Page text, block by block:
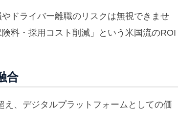
ドライバー離職のリスクは無視できませ
料・採用コスト削減」という米国流のROI
合
、デジタルプラットフォームとしての価